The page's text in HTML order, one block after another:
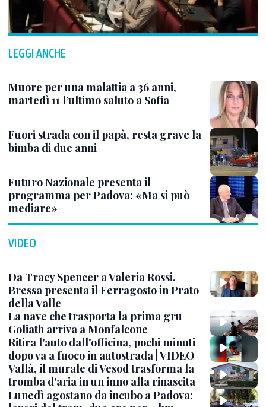
LEGGI ANCHE
Muore per una malattia a 36 anni,
martedì 11 l’ultimo saluto a Sofia
Fuori strada con il papà, resta grave la
bimba di due anni
Futuro Nazionale presenta il
programma per Padova: «Ma si può
mediare»
VIDEO
Da Tracy Spencer a Valeria Rossi,
Bressa presenta il Ferragosto in Prato
della Valle
La nave che trasporta la prima gru
Goliath arriva a Monfalcone
Ritira l'auto dall'officina, pochi minuti
dopo va a fuoco in autostrada | VIDEO
Vallà, il murale di Vesod trasforma la
tromba d'aria in un inno alla rinascita
Lunedì agostano da incubo a Padova: